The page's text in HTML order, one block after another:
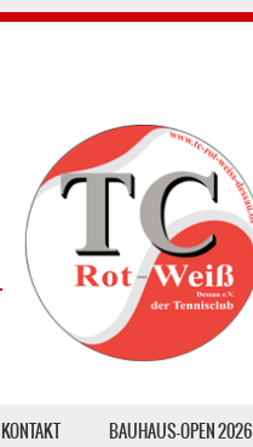
KONTAKT BAUHAUS-OPEN 2026